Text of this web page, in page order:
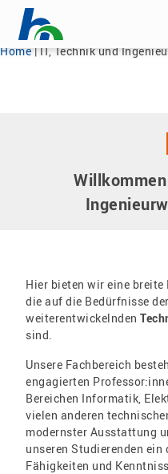
Menü überspringen
Menü überspringen
Home|IT, Technik und
Hier bieten wir eine
die auf die Bedürfnisse
weiterentwickelnden
sind.
Unsere Fachbereich
engagierten
Bereichen Informatik,
vielen anderen
modernster Ausstattung
unseren Studierenden
Fähigkeiten und